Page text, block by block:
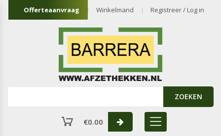
Offerteaanvraag Winkelmand Registreer / Log in
ZOEKEN
€0.00